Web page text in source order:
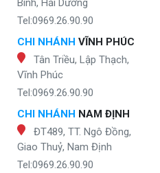
Bình, Hải Dương
Tel:0969.26.90.90
CHI NHÁNH VĨNH PHÚC
Tân Triều, Lập Thạch,
Vĩnh Phúc
Tel:0969.26.90.90
CHI NHÁNH NAM ĐỊNH
ĐT489, TT. Ngô Đồng,
Giao Thuỷ, Nam Định
Tel:0969.26.90.90